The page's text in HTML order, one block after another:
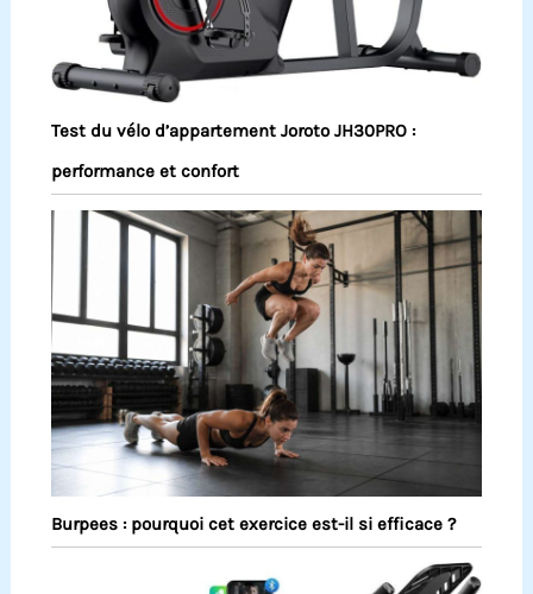
Test du vélo d’appartement Joroto JH30PRO :
performance et confort
Burpees : pourquoi cet exercice est-il si efficace ?